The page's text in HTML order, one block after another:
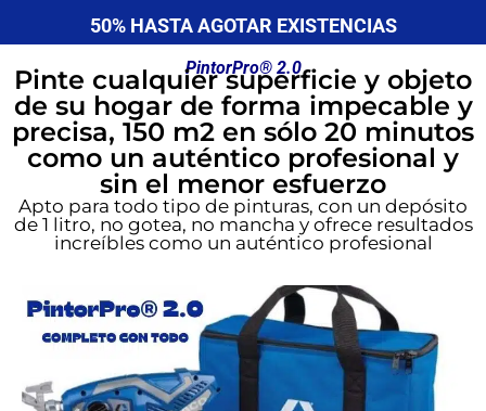
50% HASTA AGOTAR EXISTENCIAS
PintorPro® 2.0
Pinte cualquier superficie y objeto
de su hogar de forma impecable y
precisa, 150 m2 en sólo 20 minutos
como un auténtico profesional y
sin el menor esfuerzo
Apto para todo tipo de pinturas, con un depósito
de 1 litro, no gotea, no mancha y ofrece resultados
increíbles como un auténtico profesional